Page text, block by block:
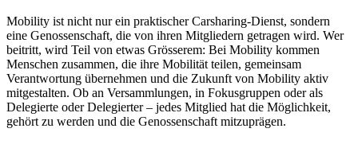
Mobility ist nicht nur ein praktischer Carsharing-Dienst, sondern
eine Genossenschaft, die von ihren Mitgliedern getragen wird. Wer
beitritt, wird Teil von etwas Grösserem: Bei Mobility kommen
Menschen zusammen, die ihre Mobilität teilen, gemeinsam
Verantwortung übernehmen und die Zukunft von Mobility aktiv
mitgestalten. Ob an Versammlungen, in Fokusgruppen oder als
Delegierte oder Delegierter – jedes Mitglied hat die Möglichkeit,
gehört zu werden und die Genossenschaft mitzuprägen.